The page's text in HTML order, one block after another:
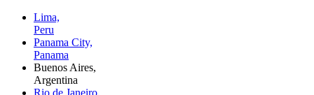
Lima,
Peru
Panama City,
Panama
Buenos Aires,
Argentina